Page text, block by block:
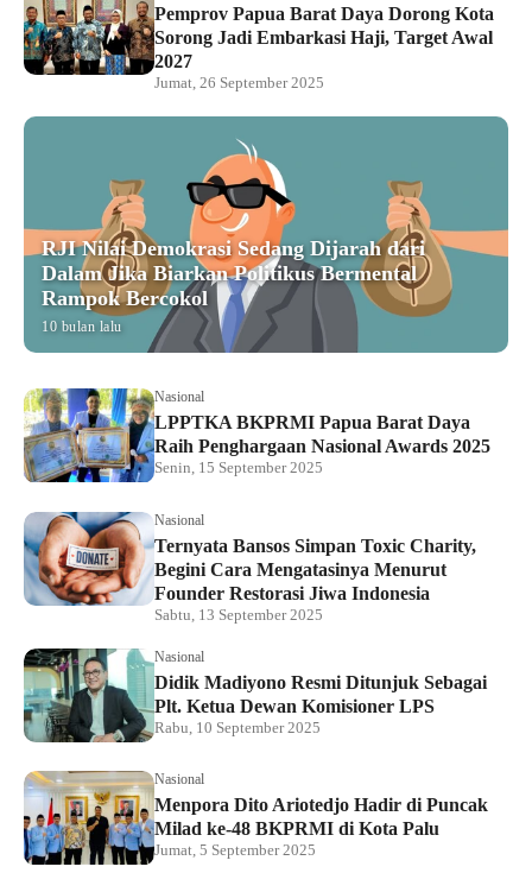
Pemprov Papua Barat Daya Dorong Kota
Sorong Jadi Embarkasi Haji, Target Awal
2027
Jumat, 26 September 2025
RJI Nilai Demokrasi Sedang Dijarah dari
Dalam Jika Biarkan Politikus Bermental
Rampok Bercokol
10 bulan lalu
Nasional
LPPTKA BKPRMI Papua Barat Daya
Raih Penghargaan Nasional Awards 2025
Senin, 15 September 2025
Nasional
Ternyata Bansos Simpan Toxic Charity,
Begini Cara Mengatasinya Menurut
Founder Restorasi Jiwa Indonesia
Sabtu, 13 September 2025
Nasional
Didik Madiyono Resmi Ditunjuk Sebagai
Plt. Ketua Dewan Komisioner LPS
Rabu, 10 September 2025
Nasional
Menpora Dito Ariotedjo Hadir di Puncak
Milad ke-48 BKPRMI di Kota Palu
Jumat, 5 September 2025